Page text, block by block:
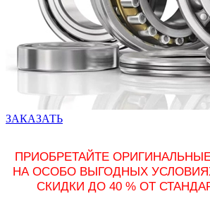
ЗАКАЗАТЬ
ПРИОБРЕТАЙТЕ
НА ОСОБО ВЫГОДНЫХ
СКИДКИ ДО 40 % ОТ